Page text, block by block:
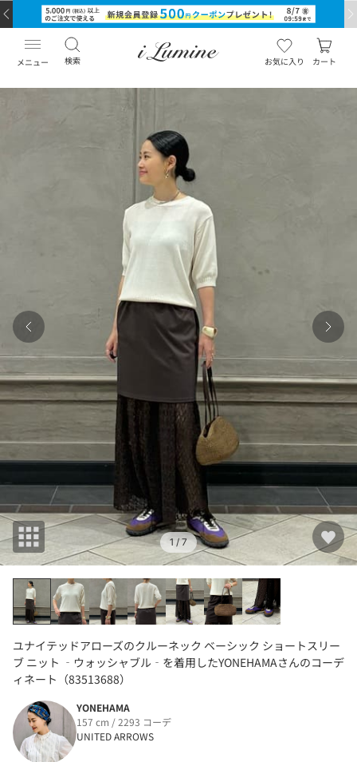
メニュー 検索 お気に入り カート
1 / 7
ユナイテッドアローズのクルーネック ベーシック ショートスリー
ブ ニット ‐ウォッシャブル‐を着用したYONEHAMAさんのコーデ
ィネート（83513688）
YONEHAMA
157 cm / 2293 コーデ
UNITED ARROWS